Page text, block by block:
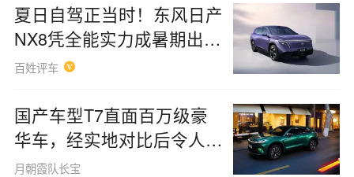
夏日自驾正当时！东风日产
NX8凭全能实力成暑期出行
最优解
百姓评车
国产车型T7直面百万级豪
华车，经实地对比后令人惊
叹：当下的国产设计究竟达
月朝霞队长宝